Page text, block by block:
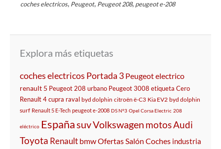
coches electricos, Peugeot, Peugeot 208, peugeot e-208
Explora más etiquetas
coches electricos Portada 3 Peugeotelectrico
renault 5 Peugeot 208 urbano Peugeot 3008 etiqueta Cero
Renault 4 cupra raval byd dolphin citroën ë-C3 Kia EV2 byd dolphin
surf Renault 5 E-Tech peugeot e-2008 DS Nº3 Opel Corsa Electric 208
eléctrico EspañasuvVolkswagen motosAudi
Toyota Renault bmwOfertasSalón Coches industria